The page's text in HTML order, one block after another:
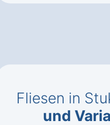
Fliesen in
und